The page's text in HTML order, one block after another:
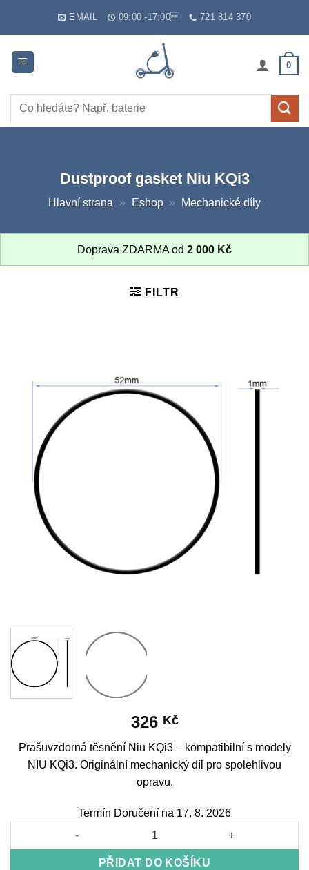
EMAIL 09:00 -17:00 721 814 370
0
Hledat:
Dustproof gasket Niu KQi3
Hlavní strana » Eshop » Mechanické díly
Doprava ZDARMA od 2 000 Kč
FILTR
326 Kč
Prašuvzdorná těsnění Niu KQi3 – kompatibilní s modely
NIU KQi3. Originální mechanický díl pro spolehlivou
opravu.
Termín Doručení na 17. 8. 2026
Dustproof gasket Niu KQi3 množství
PŘIDAT DO KOŠÍKU